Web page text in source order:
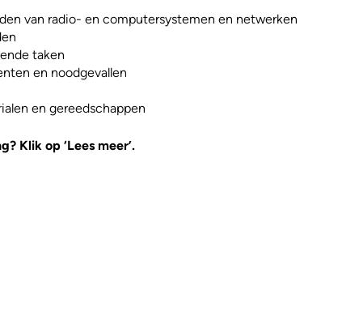
van radio- en computersystemen en netwerken
taken
en noodgevallen
en gereedschappen
Klik op ‘Lees meer’.